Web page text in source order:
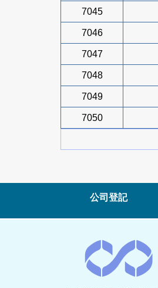
7045
7046
7047
7048
7049
7050
公司登記